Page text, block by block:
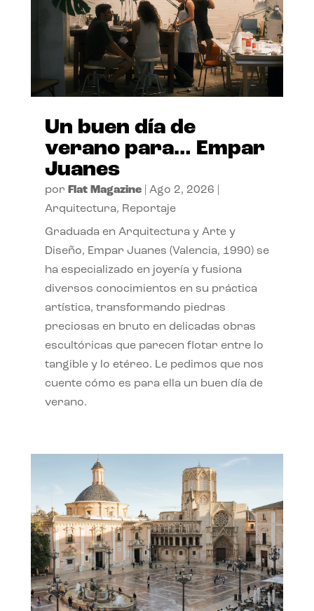
Un buen día de
verano para… Empar
Juanes
por Flat Magazine| Ago 2, 2026
Arquitectura, Reportaje
Graduada en Arquitectura y Arte y
Diseño, Empar Juanes (Valencia, 1990) se
ha especializado en joyería y fusiona
diversos conocimientos en su práctica
artística, transformando piedras
preciosas en bruto en delicadas obras
escultóricas que parecen flotar entre lo
tangible y lo etéreo. Le pedimos que nos
cuente cómo es para ella un buen día de
verano.